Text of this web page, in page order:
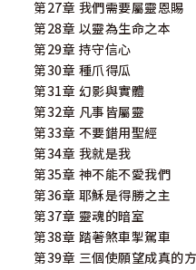
第27章 我們需要屬靈恩賜
第28章 以靈為生命之本
第29章 持守信心
第30章 種爪得瓜
第31章 幻影與實體
第32章 凡事皆屬靈
第33章 不要錯用聖經
第34章 我就是我
第35章 神不能不愛我們
第36章 耶穌是得勝之主
第37章 靈魂的暗室
第38章 踏著煞車掣駕車
第39章 三個使願望成真的